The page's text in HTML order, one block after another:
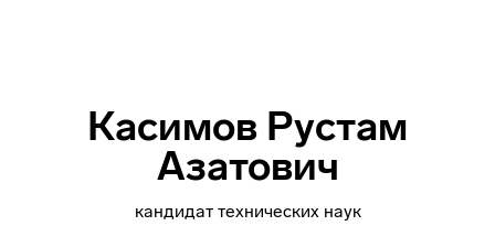
Касимов Рустам
Азатович
кандидат технических наук